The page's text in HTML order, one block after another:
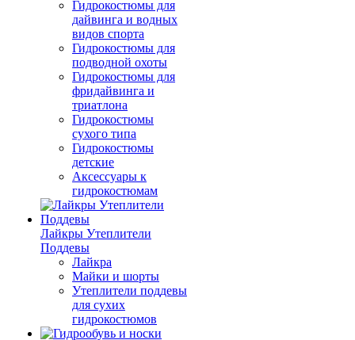
Гидрокостюмы для
дайвинга и водных
видов спорта
Гидрокостюмы для
подводной охоты
Гидрокостюмы для
фридайвинга и
триатлона
Гидрокостюмы
сухого типа
Гидрокостюмы
детские
Аксессуары к
гидрокостюмам
Лайкры Утеплители
Поддевы
Лайкра
Майки и шорты
Утеплители поддевы
для сухих
гидрокостюмов